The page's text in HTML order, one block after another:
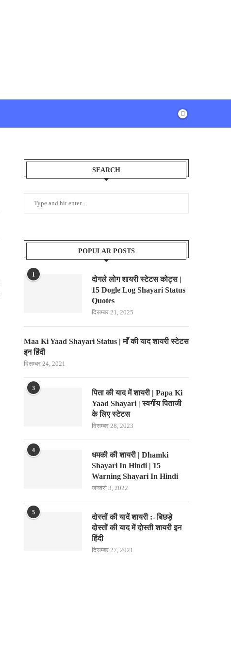
SEARCH
POPULAR POSTS
1
दोगले लोग शायरी स्टेटस कोट्स |
15 Dogle Log Shayari Status
Quotes
दिसम्बर 21, 2025
Maa Ki Yaad Shayari Status | माँ की याद शायरी स्टेटस
इन हिंदी
दिसम्बर 24, 2021
3
पिता की याद में शायरी | Papa Ki
Yaad Shayari | स्वर्गीय पिताजी
के लिए स्टेटस
दिसम्बर 28, 2023
4
धमकी की शायरी | Dhamki
Shayari In Hindi | 15
Warning Shayari In Hindi
जनवरी 3, 2022
5
दोस्तों की यादें शायरी :- बिछड़े
दोस्तों की याद में दोस्ती शायरी इन
हिंदी
दिसम्बर 27, 2021